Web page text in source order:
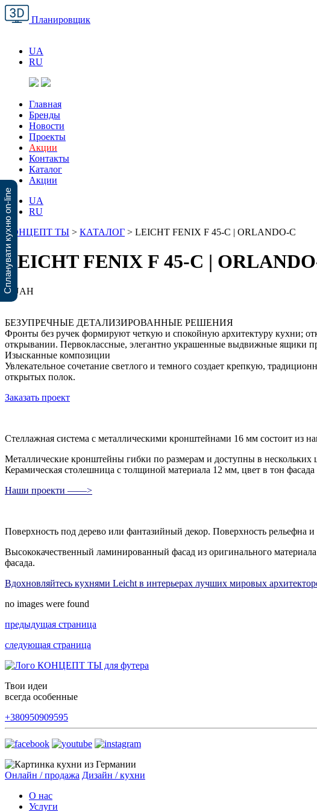
Планировщик
UA
RU
Главная
Бренды
Новости
Проекты
Акции
Контакты
Каталог
Акции
UA
RU
КОНЦЕПТ ТЫ > КАТАЛОГ > LEICHT FENIX F 45-C | ORLANDO-C
LEICHT FENIX F 45-C |
0 UAH
БЕЗУПРЕЧНЫЕ ДЕТАЛИЗИРОВАННЫЕ РЕШЕНИЯ
Фронты без ручек формируют четкую и спокойную архитектуру кухни;
открывании. Первоклассные, элегантно украшенные выдвижные ящики
Изысканные композиции
Увлекательное сочетание светлого и темного создает крепкую,
открытых полок.
Заказать проект
Стеллажная система с металлическими кронштейнами 16 мм состоит из
Металлические кронштейны гибки по размерам и доступны в
Керамическая столешница с толщиной материала 12 мм, цвет в тон
Наши проекти ——>
Поверхность под дерево или фантазийный декор. Поверхность
Высококачественный ламинированный фасад из оригинального
фасада.
Вдохновляйтесь кухнями Leicht в интерьерах лучших мировых
no images were found
предыдущая страница
следующая страница
Твои идеи
всегда особенные
+380950909595
Онлайн / продажа Дизайн / кухни
О нас
Услуги
Спланувати кухню on-line